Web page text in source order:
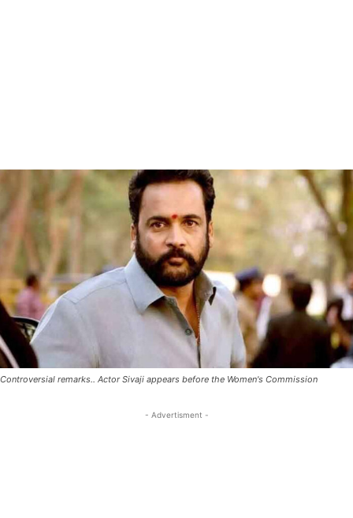
Controversial remarks.. Actor Sivaji appears before the Women's Commission
- Advertisment -